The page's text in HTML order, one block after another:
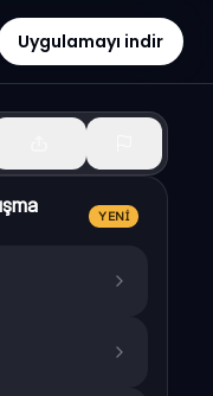
Uygulamayı indir
YENI